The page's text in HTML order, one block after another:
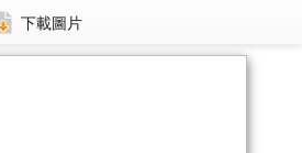
下載圖片